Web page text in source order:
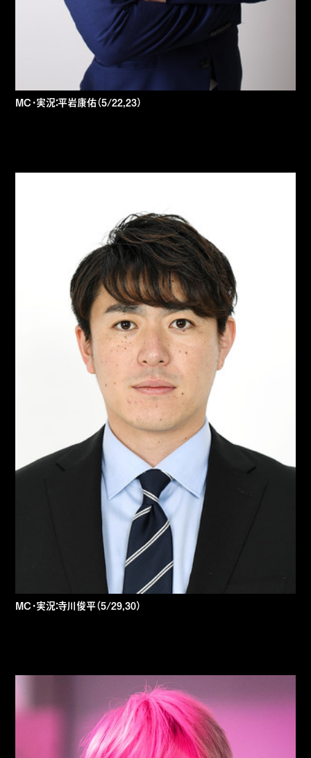
MC・実況：平岩康佑（5/22,23）
MC・実況：寺川俊平（5/29,30）